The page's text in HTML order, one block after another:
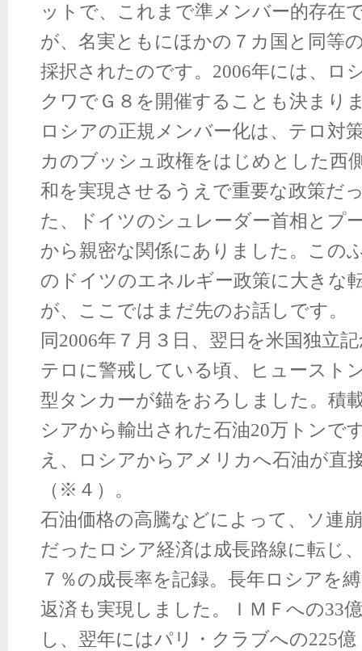
ットで、これまで準メンバー的存在
が、名実ともにほかの７カ国と同等
採択されたのです。2006年には、ロ
クワでＧ８を開催することも決まり
ロシアの正規メンバー化は、テロ対
カのブッシュ政権をはじめとした西
和を実現させるうえで重要な政策だ
た、ドイツのシュレーダー首相とプ
から親密な関係にありました。この
のドイツのエネルギー政策に大きな
が、ここではまだ先のお話しです。
同2006年７月３日、翌日を米国独立
テロに警戒している頃、ヒュースト
型タンカーが錨をおろしました。積
シアから輸出された石油20万トンで
え、ロシアからアメリカへ石油が直
（※４）。
石油価格の高騰などによって、ソ連
だったロシア経済は成長路線に転じ
７％の成長率を記録。長年ロシアを
返済も実現しました。ＩＭＦへの33
し、翌年にはパリ・クラブへの225